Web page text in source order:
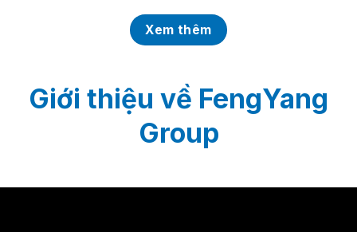
Xem thêm
Giới thiệu về FengYang
Group